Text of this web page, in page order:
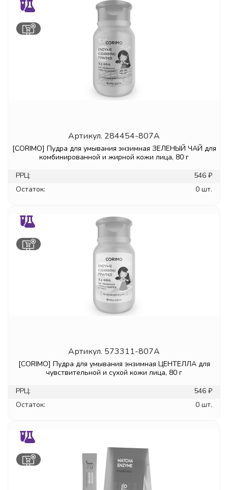
Артикул. 284454-807A
[CORIMO] Пудра для умывания энзимная ЗЕЛЕНЫЙ ЧАЙ для
комбинированной и жирной кожи лица, 80 г
РРЦ:
546 ₽
Остаток:
0 шт.
Артикул. 573311-807A
[CORIMO] Пудра для умывания энзимная ЦЕНТЕЛЛА для
чувствительной и сухой кожи лица, 80 г
РРЦ:
546 ₽
Остаток:
0 шт.